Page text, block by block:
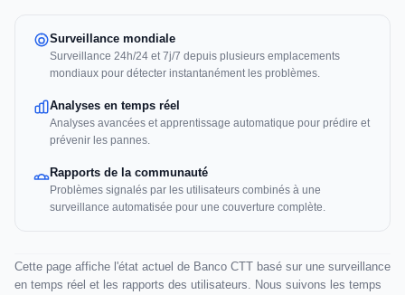
Surveillance mondiale
Surveillance 24h/24 et 7j/7 depuis plusieurs emplacements
mondiaux pour détecter instantanément les problèmes.
Analyses en temps réel
Analyses avancées et apprentissage automatique pour prédire et
prévenir les pannes.
Rapports de la communauté
Problèmes signalés par les utilisateurs combinés à une
surveillance automatisée pour une couverture complète.
Cette page affiche l'état actuel de Banco CTT basé sur une surveillance
en temps réel et les rapports des utilisateurs. Nous suivons les temps